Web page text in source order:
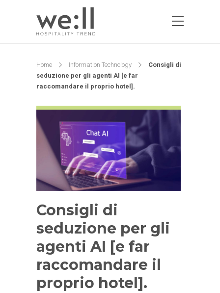
Home Information Technology
Consigli di
seduzione per gli agenti AI [e far
raccomandare il proprio hotel].
Consigli di
seduzione per gli
agenti AI [e far
raccomandare il
proprio hotel].